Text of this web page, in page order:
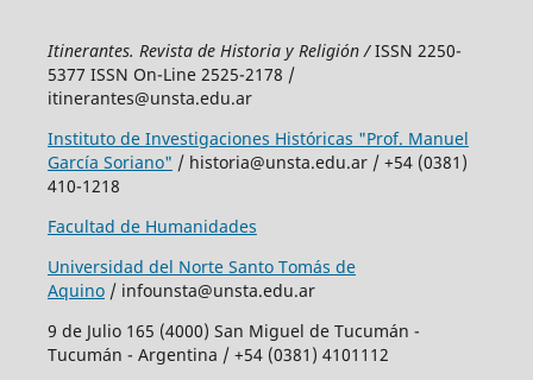
Itinerantes. Revista de Historia y Religión /ISSN 2250-
5377 ISSN On-Line 2525-2178 /
itinerantes@unsta.edu.ar
Instituto de Investigaciones Históricas "Prof. Manuel
García Soriano" / historia@unsta.edu.ar / +54 (0381)
410-1218
Facultad de Humanidades
Universidad del Norte Santo Tomás de
Aquino/ infounsta@unsta.edu.ar
9 de Julio 165 (4000) San Miguel de Tucumán -
Tucumán - Argentina / +54 (0381) 4101112